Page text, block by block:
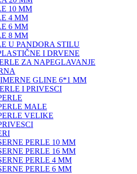
10 MM
4 MM
6 MM
8 MM
U PANDORA STILU
I DRVENE
ZA NAPEGLAVANJE
GLINE 6*1 MM
I PRIVESCI
MALE
VELIKE
PERLE 10 MM
PERLE 16 MM
PERLE 4 MM
PERLE 6 MM